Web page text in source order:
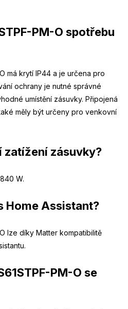
PM-O spotřebu
má krytí IP44 a je určena pro
ochrany je nutné správné
umístění zásuvky. Připojená
měly být určeny pro venkovní
zatížení zásuvky?
W.
Home Assistant?
lze díky Matter kompatibilitě
PM-O se